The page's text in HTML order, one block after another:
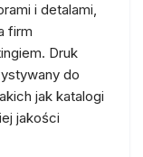
i detalami,
firm
Druk
do
jak katalogi
jakości